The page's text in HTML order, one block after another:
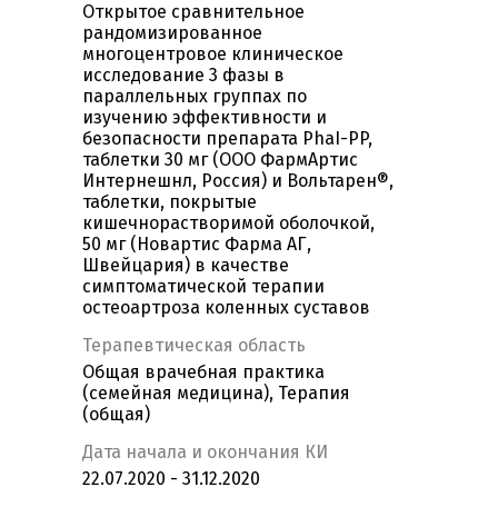
Открытое сравнительное
рандомизированное
многоцентровое клиническое
исследование 3 фазы в
параллельных группах по
изучению эффективности и
безопасности препарата PhaI-PP,
таблетки 30 мг (ООО ФармАртис
Интернешнл, Россия) и Вольтарен®,
таблетки, покрытые
кишечнорастворимой оболочкой,
50 мг (Новартис Фарма АГ,
Швейцария) в качестве
симптоматической терапии
остеоартроза коленных суставов
Терапевтическая область
Общая врачебная практика
(семейная медицина), Терапия
(общая)
Дата начала и окончания КИ
22.07.2020 - 31.12.2020